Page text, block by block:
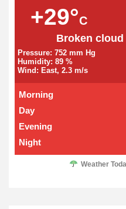
+29°C
Broken cloud
Pressure: 752 mm Hg
Humidity: 89 %
Wind: East, 2.3 m/s
Morning
Day
Evening
Night
Weather